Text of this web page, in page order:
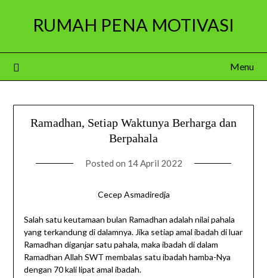
RUMAH PENA MOTIVASI
Menu
Ramadhan, Setiap Waktunya Berharga dan
Berpahala
Posted on 14 April 2022
Cecep Asmadiredja
Salah satu keutamaan bulan Ramadhan adalah nilai pahala
yang terkandung di dalamnya. Jika setiap amal ibadah di luar
Ramadhan diganjar satu pahala, maka ibadah di dalam
Ramadhan Allah SWT membalas satu ibadah hamba-Nya
dengan 70 kali lipat amal ibadah.